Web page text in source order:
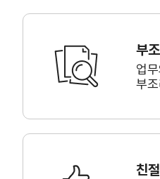
부
업
부
친